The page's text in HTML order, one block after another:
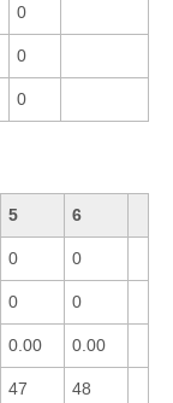
0
0
0
5 6
0 0
0 0
0.00 0.00
47 48